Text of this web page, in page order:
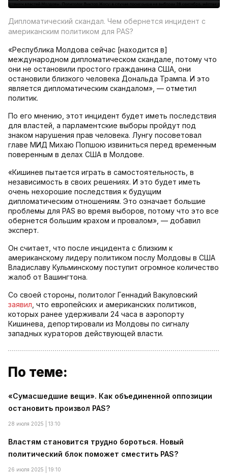
Дипломатический скандал. Чем обернется инцидент с
американским политиком для PAS?
«Республика Молдова сейчас [находится в]
международном дипломатическом скандале, потому что
они не остановили простого гражданина США, они
остановили близкого человека Дональда Трампа. И это
является дипломатическим скандалом», — отметил
политик.
По его мнению, этот инцидент будет иметь последствия
для властей, а парламентские выборы пройдут под
знаком нарушения прав человека. Лунгу посоветовал
главе МИД Михаю Попшою извиниться перед временным
поверенным в делах США в Молдове.
«Кишинев пытается играть в самостоятельность, в
независимость в своих решениях. И это будет иметь
очень нехорошие последствия к будущим
дипломатическим отношениям. Это означает большие
проблемы для PAS во время выборов, потому что это все
обернется большим крахом и провалом», — добавил
эксперт.
Он считает, что после инцидента с близким к
американскому лидеру политиком послу Молдовы в США
Владиславу Кульминскому поступит огромное количество
жалоб от Вашингтона.
Со своей стороны, политолог Геннадий Вакуловский
заявил , что европейских и американских политиков,
которых ранее удерживали 24 часа в аэропорту
Кишинева, депортировали из Молдовы по сигналу
западных кураторов действующей власти.
По теме:
«Сумасшедшие вещи». Как объединенной оппозиции
остановить произвол PAS?
28 июля 2025 | 13:10
Властям становится трудно бороться. Новый
политический блок поможет сместить PAS?
26 июля 2025 | 19:10